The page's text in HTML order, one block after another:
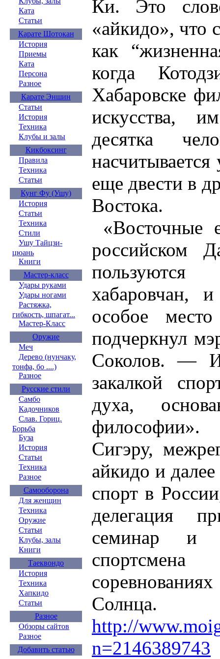
Ката
Статьи
Карате Шотокан
История
Приемы
Ката
Персона
Разное
Карате Эншин
Статьи
История
Техника
Клубы и залы
Кикбоксинг
Правила
Техника
Статьи
Кунг Фу (Ушу)
История
Статьи
Техника
Стили
Ушу Тайцзи-
цюань
Книги
Мастер-класс
Удары руками
Удары ногами
Растяжка,
гибкость, шпагат...
Мастер-Класс
Оружие
Меч
Дерево (нунчаку,
тонфа, бо ....)
Разное
Русские стили
Самбо
Кадочников
Слав. Гориц.
Борьба
Буза
История
Статьи
Техника
Разное
Самооборона
Для женщин
Техника
Оружие
Статьи
Клубы, залы
Книги
Таеквондо
История
Техника
Хапкидо
Статьи
Разное
Обзоры сайтов
Разное
Добавить статью
Ки. Это
«айкидо», что
как
когда
Хабаровске
искусства,
десятка
еще двести в
Востока.
«Восточные
российском
хабаровчан,
особое
подчеркнул
Соколов. — И
закалкой
духа,
Сигэру,
айкидо и далее
спорт в
делегация
семинар и
Солнца.
http://
n=2146389743